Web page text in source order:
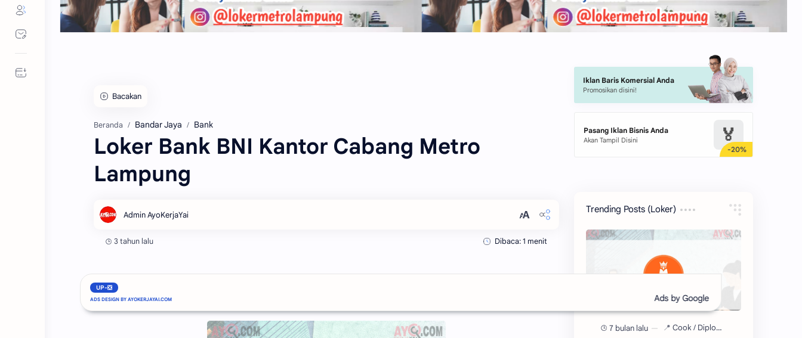
Bacakan
Beranda Bandar Jaya Bank
Loker Bank BNI Kantor Cabang Metro
Lampung
3 tahun lalu Dibaca: 1 menit
AyoKerjaYai.com
posisi sebagai:
Iklan Baris Komersial Anda
Promosikan disini!
Pasang Iklan Bisnis Anda
Akan Tampil Disini 🏅
Trending Posts (Loker)
7 bulan lalu
UP-❎